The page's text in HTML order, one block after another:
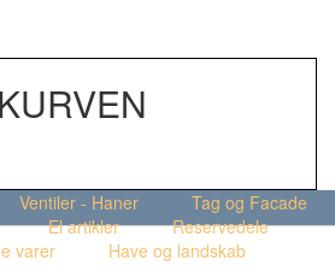
Ventiler - Haner
Tag og Facade
El artikler
Reservedele
varer
Have og landskab